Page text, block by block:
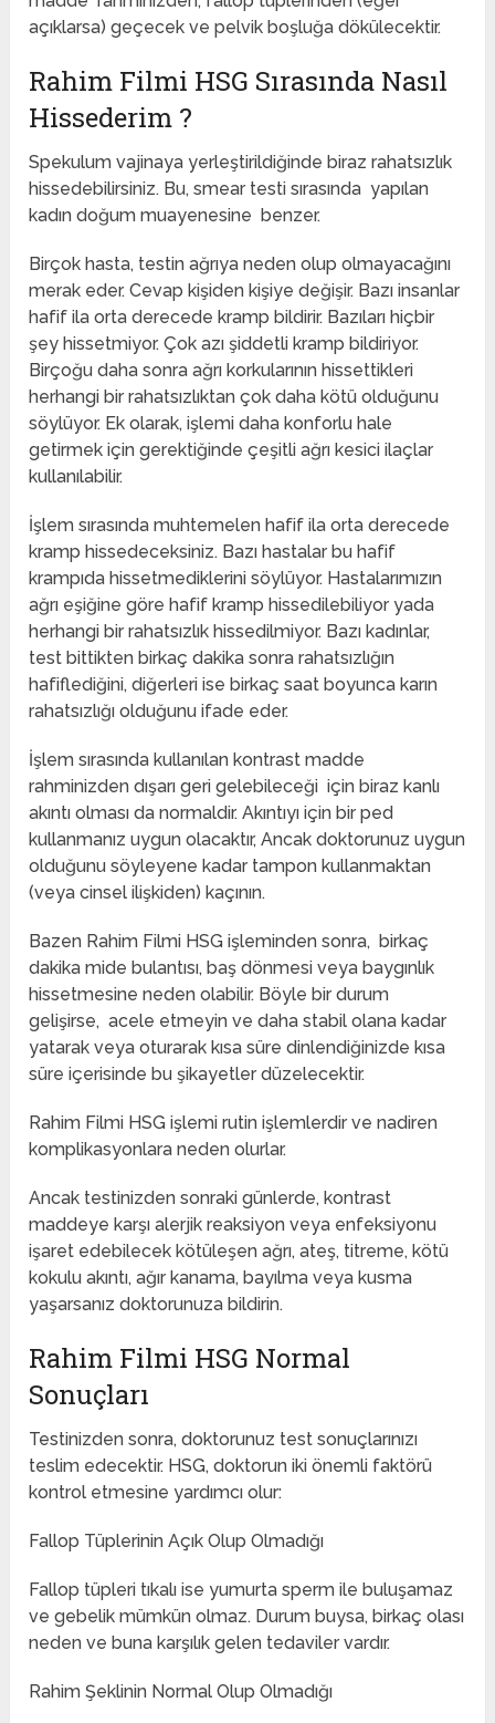
açıklarsa) geçecek ve pelvik boşluğa dökülecektir.
Rahim Filmi HSG Sırasında Nasıl
Hissederim ?
Spekulum vajinaya yerleştirildiğinde biraz rahatsızlık
hissedebilirsiniz. Bu, smear testi sırasında yapılan
kadın doğum muayenesine benzer.
Birçok hasta, testin ağrıya neden olup olmayacağını
merak eder. Cevap kişiden kişiye değişir. Bazı insanlar
hafif ila orta derecede kramp bildirir. Bazıları hiçbir
şey hissetmiyor. Çok azı şiddetli kramp bildiriyor.
Birçoğu daha sonra ağrı korkularının hissettikleri
herhangi bir rahatsızlıktan çok daha kötü olduğunu
söylüyor. Ek olarak, işlemi daha konforlu hale
getirmek için gerektiğinde çeşitli ağrı kesici ilaçlar
kullanılabilir.
İşlem sırasında muhtemelen hafif ila orta derecede
kramp hissedeceksiniz. Bazı hastalar bu hafif
krampıda hissetmediklerini söylüyor. Hastalarımızın
ağrı eşiğine göre hafif kramp hissedilebiliyor yada
herhangi bir rahatsızlık hissedilmiyor. Bazı kadınlar,
test bittikten birkaç dakika sonra rahatsızlığın
hafiflediğini, diğerleri ise birkaç saat boyunca karın
rahatsızlığı olduğunu ifade eder.
İşlem sırasında kullanılan kontrast madde
rahminizden dışarı geri gelebileceği için biraz kanlı
akıntı olması da normaldir. Akıntıyı için bir ped
kullanmanız uygun olacaktır, Ancak doktorunuz uygun
olduğunu söyleyene kadar tampon kullanmaktan
(veya cinsel ilişkiden) kaçının.
Bazen Rahim Filmi HSG işleminden sonra, birkaç
dakika mide bulantısı, baş dönmesi veya baygınlık
hissetmesine neden olabilir. Böyle bir durum
gelişirse, acele etmeyin ve daha stabil olana kadar
yatarak veya oturarak kısa süre dinlendiğinizde kısa
süre içerisinde bu şikayetler düzelecektir.
Rahim Filmi HSG işlemi rutin işlemlerdir ve nadiren
komplikasyonlara neden olurlar.
Ancak testinizden sonraki günlerde, kontrast
maddeye karşı alerjik reaksiyon veya enfeksiyonu
işaret edebilecek kötüleşen ağrı, ateş, titreme, kötü
kokulu akıntı, ağır kanama, bayılma veya kusma
yaşarsanız doktorunuza bildirin.
Rahim Filmi HSG Normal
Sonuçları
Testinizden sonra, doktorunuz test sonuçlarınızı
teslim edecektir. HSG, doktorun iki önemli faktörü
kontrol etmesine yardımcı olur:
Fallop Tüplerinin Açık Olup Olmadığı
Fallop tüpleri tıkalı ise yumurta sperm ile buluşamaz
ve gebelik mümkün olmaz. Durum buysa, birkaç olası
neden ve buna karşılık gelen tedaviler vardır.
Rahim Şeklinin Normal Olup Olmadığı